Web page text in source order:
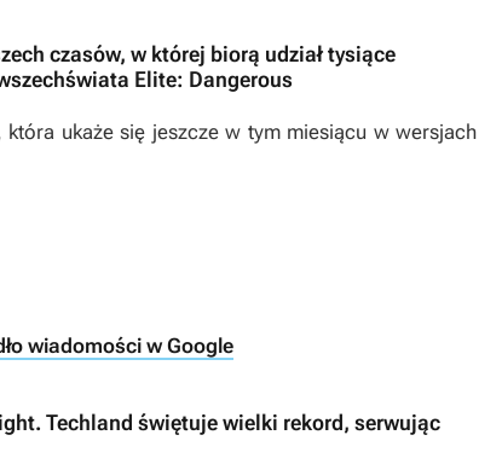
czasów, w której biorą udział tysiące
Elite: Dangerous
ukaże się jeszcze w tym miesiącu w wersjach
wiadomości w Google
Techland świętuje wielki rekord, serwując